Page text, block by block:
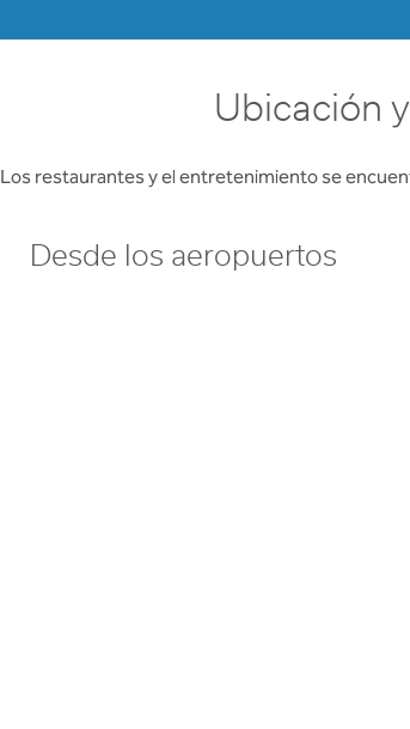
Ubicación
Los restaurantes y el entretenimiento se
Desde los aeropuertos